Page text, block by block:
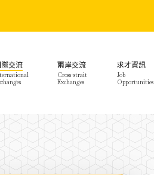
交流 兩岸交流
Cross-strait
Exchanges
求才資訊
Job
Opportunities